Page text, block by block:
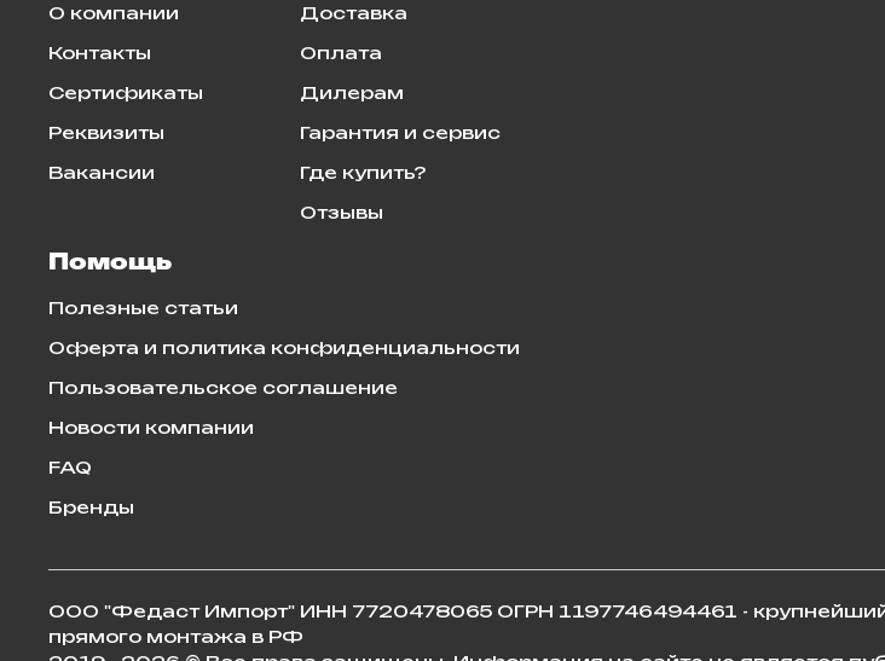
О компании
Контакты
Сертификаты
Реквизиты
Вакансии
Доставка
Оплата
Дилерам
Гарантия и сервис
Где купить?
Отзывы
Помощь
Полезные статьи
Оферта и политика конфиденциальности
Пользовательское соглашение
Новости компании
FAQ
Бренды
ООО "Федаст Импорт" ИНН 7720478065 ОГРН 1197746494461 - крупнейший
прямого монтажа в РФ